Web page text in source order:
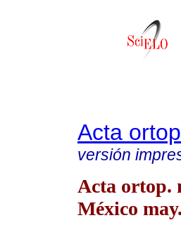
Acta
versión
Acta ortop.
México